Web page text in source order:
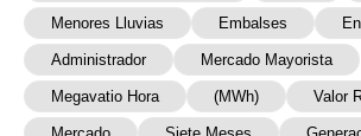
Menores Lluvias Embalses
Administrador Mercado Mayorista
Megavatio Hora (MWh) Valor